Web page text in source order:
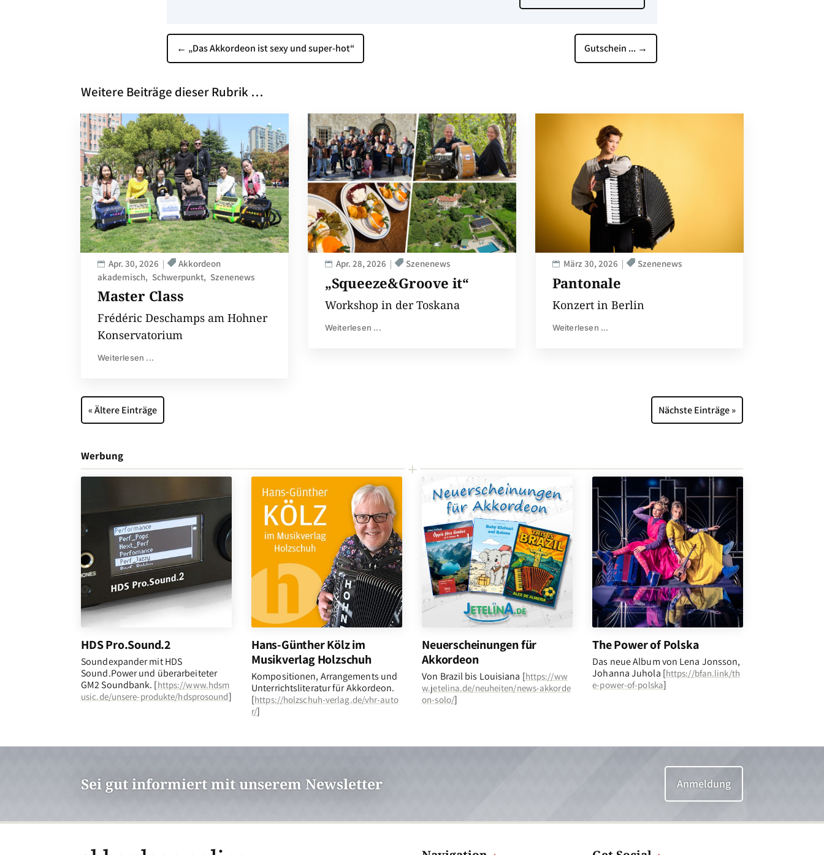
← „Das Akkordeon ist sexy und super-hot“ Gutschein ... →
Weitere Beiträge dieser Rubrik …
Master Class
Apr. 30, 2026
Akkordeon
akademisch
Schwerpunkt Szenenews
Frédéric Deschamps am Hohner
Konservatorium
Weiterlesen ...
„Squeeze&Groove it“
Apr. 28, 2026 Szenenews
Workshop in der Toskana
Weiterlesen ...
Pantonale
März 30, 2026 Szenenews
Konzert in Berlin
Weiterlesen ...
« Ältere Einträge Nächste Einträge »
Werbung
L
HDS Pro.Sound.2
Soundexpander mit HDS
Sound.Power und überarbeiteter
GM2 Soundbank. [https://www.hdsm
usic.de/unsere-produkte/hdsprosound]
Hans-Günther Kölz im
Musikverlag Holzschuh
Kompositionen, Arrangements und
Unterrichtsliteratur für Akkordeon.
[https://holzschuh-verlag.de/vhr-auto
r/]
Neuerscheinungen für
Akkordeon
Von Brazil bis Louisiana [https://ww
w.jetelina.de/neuheiten/news-akkorde
on-solo/]
The Power of Polska
Das neue Album von Lena Jonsson,
Johanna Juhola [https://bfan.link/th
e-power-of-polska]
Sei gut informiert mit unserem Newsletter Anmeldung